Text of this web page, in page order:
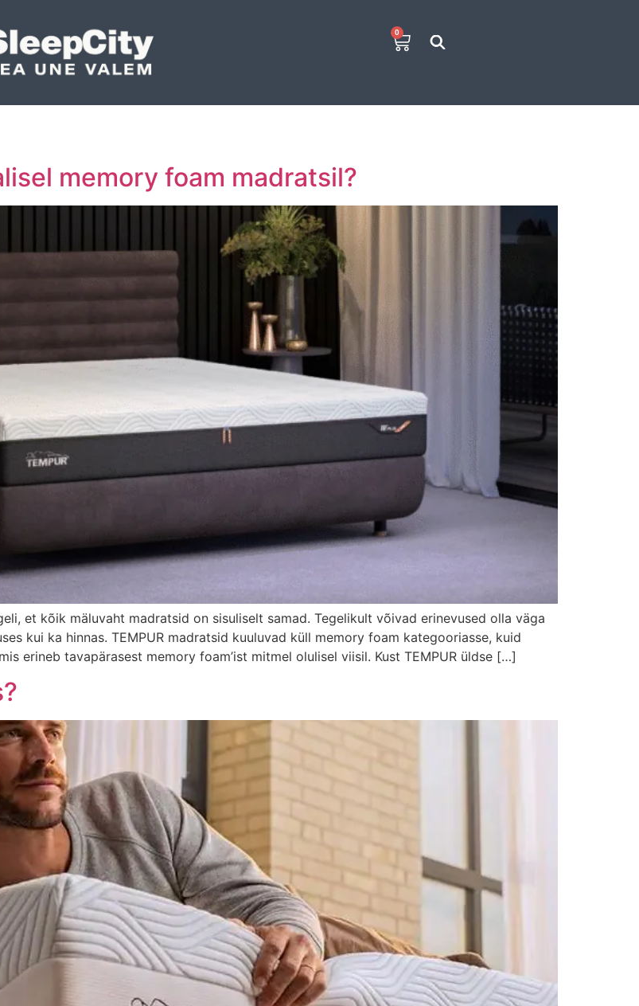
0
memory foam madratsil?
et kõik mäluvaht madratsid on sisuliselt samad. Tegelikult võivad erinevused olla väga
kui ka hinnas. TEMPUR madratsid kuuluvad küll memory foam kategooriasse, kuid
erineb tavapärasest memory foam’ist mitmel olulisel viisil. Kust TEMPUR üldse […]